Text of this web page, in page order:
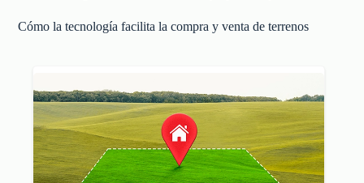
Cómo la tecnología facilita la compra y venta de terrenos